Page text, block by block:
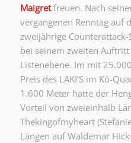
Maigretfreuen. Nach
vergangenen Renntag auf
zweijährige
bei seinem zweiten
Listenebene. Im mit
Preis des LAKI’S im Kö-
1.600 Meter hatte der
Vorteil von zweieinhalb
Thekingofmyheart
Längen auf Waldemar